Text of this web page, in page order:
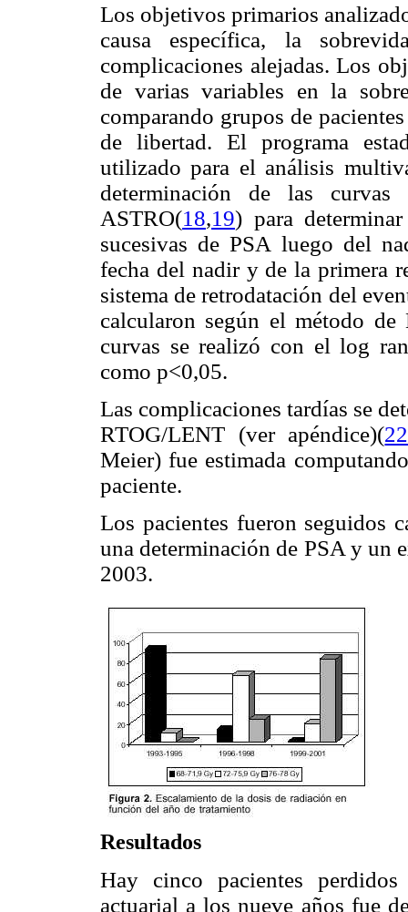
Los objetivos primarios
causa específica, la
complicaciones alejadas. Los
de varias variables en la
comparando grupos de
de libertad. El programa
utilizado para el análisis
determinación de las
ASTRO(18,19) para
sucesivas de PSA luego del
fecha del nadir y de la primera
sistema de retrodatación del
calcularon según el método de
curvas se realizó con el log
como p<0,05.
Las complicaciones tardías se
RTOG/LENT (ver apéndice)(22
Meier) fue estimada
paciente.
Los pacientes fueron seguidos
una determinación de PSA y un
2003.
Resultados
Hay cinco pacientes
actuarial a los nueve años fue